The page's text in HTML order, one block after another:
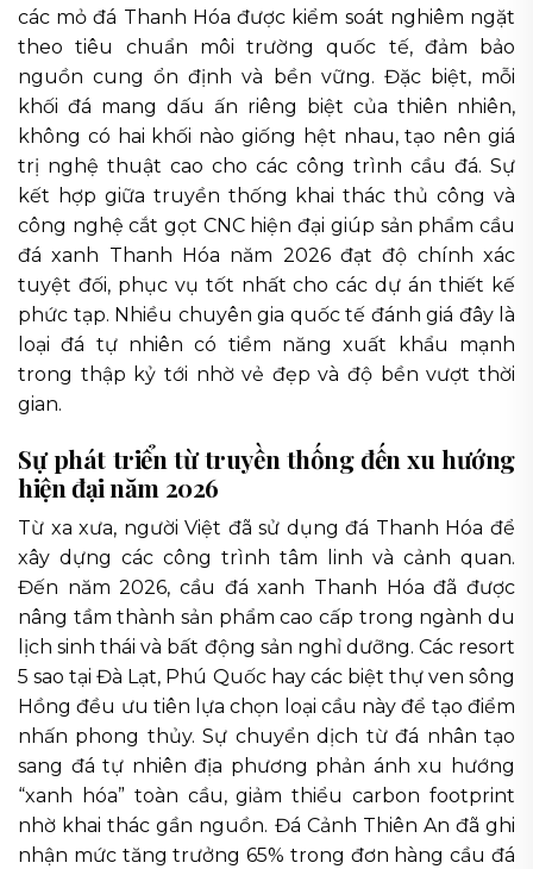
các mỏ đá Thanh Hóa được kiểm soát nghiêm ngặt
theo tiêu chuẩn môi trường quốc tế, đảm bảo
nguồn cung ổn định và bền vững. Đặc biệt, mỗi
khối đá mang dấu ấn riêng biệt của thiên nhiên,
không có hai khối nào giống hệt nhau, tạo nên giá
trị nghệ thuật cao cho các công trình cầu đá. Sự
kết hợp giữa truyền thống khai thác thủ công và
công nghệ cắt gọt CNC hiện đại giúp sản phẩm cầu
đá xanh Thanh Hóa năm 2026 đạt độ chính xác
tuyệt đối, phục vụ tốt nhất cho các dự án thiết kế
phức tạp. Nhiều chuyên gia quốc tế đánh giá đây là
loại đá tự nhiên có tiềm năng xuất khẩu mạnh
trong thập kỷ tới nhờ vẻ đẹp và độ bền vượt thời
gian.
Sự phát triển từ truyền thống đến xu hướng
hiện đại năm 2026
Từ xa xưa, người Việt đã sử dụng đá Thanh Hóa để
xây dựng các công trình tâm linh và cảnh quan.
Đến năm 2026, cầu đá xanh Thanh Hóa đã được
nâng tầm thành sản phẩm cao cấp trong ngành du
lịch sinh thái và bất động sản nghỉ dưỡng. Các resort
5 sao tại Đà Lạt, Phú Quốc hay các biệt thự ven sông
Hồng đều ưu tiên lựa chọn loại cầu này để tạo điểm
nhấn phong thủy. Sự chuyển dịch từ đá nhân tạo
sang đá tự nhiên địa phương phản ánh xu hướng
“xanh hóa” toàn cầu, giảm thiểu carbon footprint
nhờ khai thác gần nguồn. Đá Cảnh Thiên An đã ghi
nhận mức tăng trưởng 65% trong đơn hàng cầu đá